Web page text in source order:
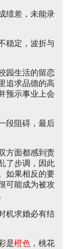
绩差，未能录
稳定，波折与
园生活的留恋
追求品德的高
预示事业上会
段阻碍，最后
方面都感到责
了步调，因此
如果相反的要
可能成为被攻
机求婚必有结
是橙色 ，桃花